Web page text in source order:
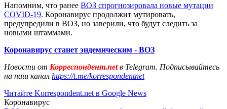
Напомним, что ранее ВОЗ спрогнозировала новые мутации
COVID-19. Коронавирус продолжит мутировать,
предупредили в ВОЗ, но заверили, что будут следить за
новыми штаммами.
Коронавирус станет эндемическим - ВОЗ
Новости от Корреспондент.netв Telegram. Подписывайтесь
на наш канал https://t.me/korrespondentnet
Читайте Korrespondent.net в Google News
Коронавирус